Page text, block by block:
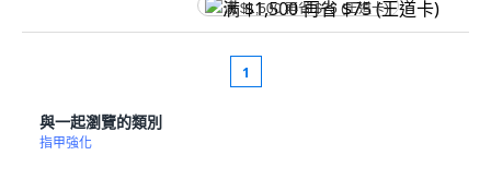
满 $1,500 再省 $75 (王道卡)
1
與一起瀏覽的類別
指甲強化